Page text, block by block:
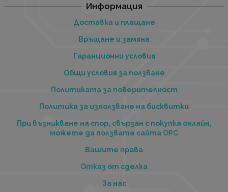
Информация
Доставка и плащане
Връщане и замяна
Гаранционни условия
Общи условия за ползване
Политиката за поверителност
Политика за използване на бисквитки
При възникване на спор, свързан с покупка онлайн,
можете да ползвате сайта ОРС
Вашите права
Отказ от сделка
За нас